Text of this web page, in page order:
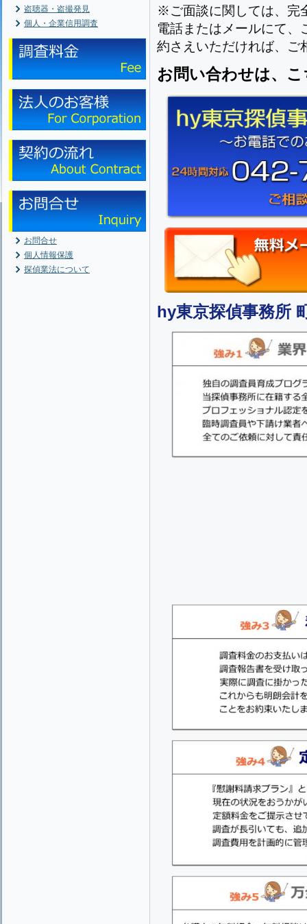
盗聴器・盗撮発見
個人・企業信用調査
お問合せ
個人情報保護
探偵業法について
※ご面談に関しては、完
電話またはメールにて、
約さえいただければ、ご
お問い合わせは、
hy東京探偵事務所